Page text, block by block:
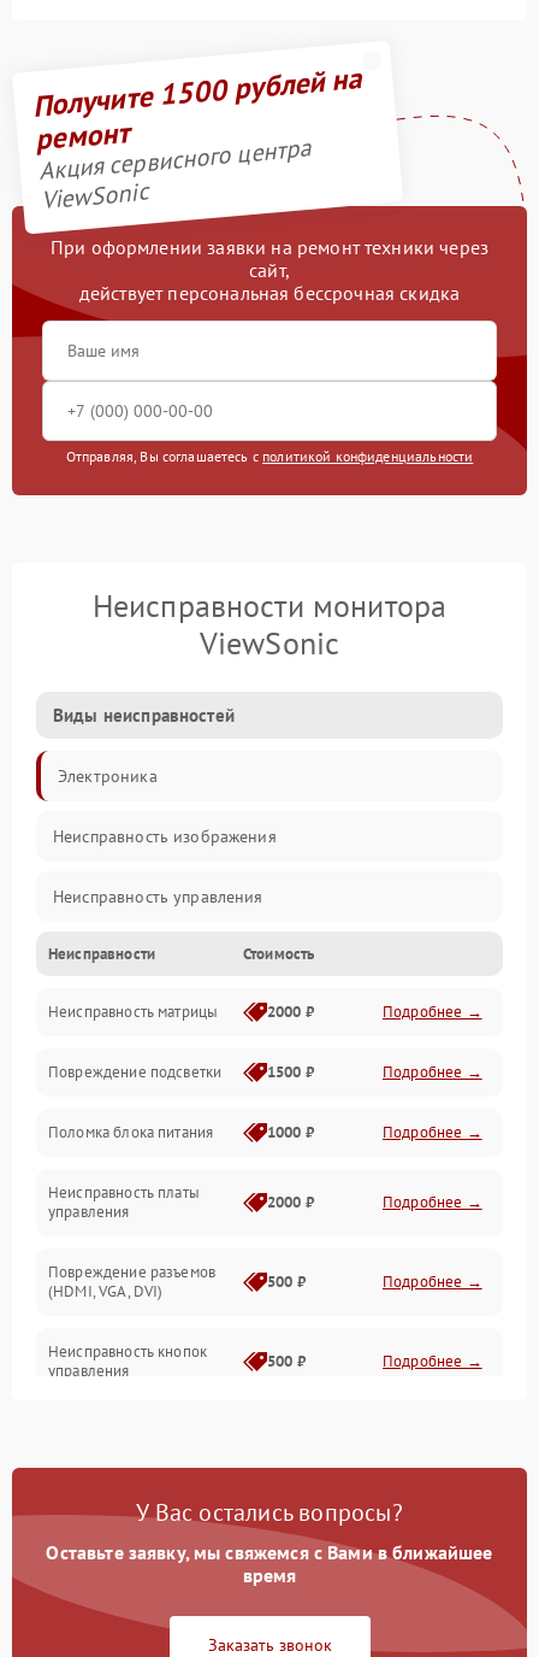
Получите 1500 рублей на
ремонт
Акция сервисного центра
ViewSonic
При оформлении заявки на ремонт техники через
сайт,
действует персональная бессрочная скидка
Отправляя, Вы соглашаетесь с политикой конфиденциальности
Неисправности монитора
ViewSonic
Виды неисправностей
Электроника
Неисправность изображения
Неисправность управления
Неисправность интерфейсов
Прочие неисправности
Неисправность звука
Механические повреждения
Неисправности Стоимость
Неисправность матрицы 2000 ₽ Подробнее →
Повреждение подсветки 1500 ₽ Подробнее →
Поломка блока питания 1000 ₽ Подробнее →
Неисправность платы
управления
2000 ₽ Подробнее →
Повреждение разъемов
(HDMI, VGA, DVI)
500 ₽ Подробнее →
Неисправность кнопок
управления
500 ₽ Подробнее →
питания
Подробнее →
защиты от перегрузок
1000 ₽ Подробнее →
У Вас остались вопросы?
Оставьте заявку, мы свяжемся с Вами в ближайшее
время
Заказать звонок